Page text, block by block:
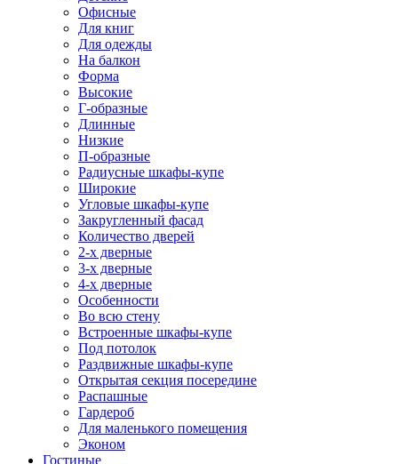
Офисные
Для книг
Для одежды
На балкон
Форма
Высокие
Г-образные
Длинные
Низкие
П-образные
Радиусные шкафы-купе
Широкие
Угловые шкафы-купе
Закругленный фасад
Количество дверей
2-х дверные
3-х дверные
4-х дверные
Особенности
Во всю стену
Встроенные шкафы-купе
Под потолок
Раздвижные шкафы-купе
Открытая секция посередине
Распашные
Гардероб
Для маленького помещения
Эконом
Гостиные